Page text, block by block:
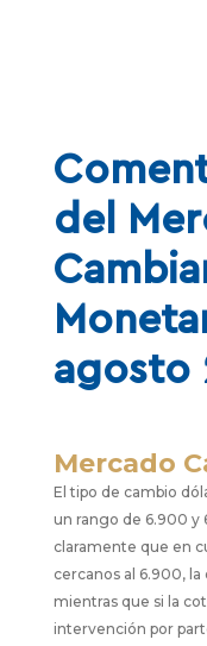
del
agosto
Mercado
El tipo de cambio
un rango de 6.900 y
claramente que en
cercanos al 6.900, la
mientras que si la
intervención por